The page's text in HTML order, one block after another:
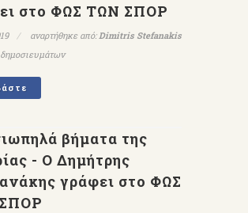
στο ΦΩΣ ΤΩΝ ΣΠΟΡ
αναρτήθηκε από:Dimitris Stefanakis
βήματα της
- Ο Δημήτρης
γράφει στο ΦΩΣ